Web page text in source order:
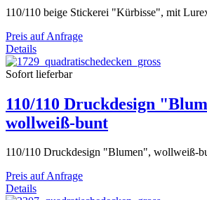
110/110 beige Stickerei "Kürbisse", mit
Preis auf Anfrage
Details
Sofort lieferbar
110/110 Druckdesign
wollweiß-bunt
110/110 Druckdesign "Blumen", wollweiß-
Preis auf Anfrage
Details